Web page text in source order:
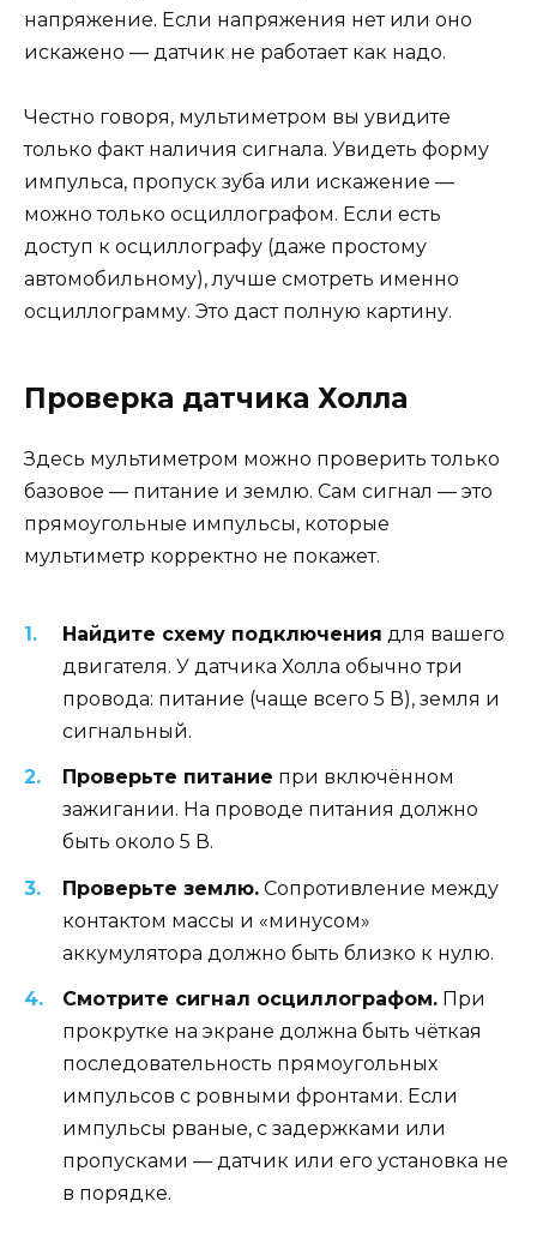
напряжение. Если напряжения нет или оно
искажено — датчик не работает как надо.
Честно говоря, мультиметром вы увидите
только факт наличия сигнала. Увидеть форму
импульса, пропуск зуба или искажение —
можно только осциллографом. Если есть
доступ к осциллографу (даже простому
автомобильному), лучше смотреть именно
осциллограмму. Это даст полную картину.
Проверка датчика Холла
Здесь мультиметром можно проверить только
базовое — питание и землю. Сам сигнал — это
прямоугольные импульсы, которые
мультиметр корректно не покажет.
Найдите схему подключения для вашего
двигателя. У датчика Холла обычно три
провода: питание (чаще всего 5 В), земля и
сигнальный.
Проверьте питание при включённом
зажигании. На проводе питания должно
быть около 5 В.
Проверьте землю. Сопротивление между
контактом массы и «минусом»
аккумулятора должно быть близко к нулю.
Смотрите сигнал осциллографом. При
прокрутке на экране должна быть чёткая
последовательность прямоугольных
импульсов с ровными фронтами. Если
импульсы рваные, с задержками или
пропусками — датчик или его установка не
в порядке.